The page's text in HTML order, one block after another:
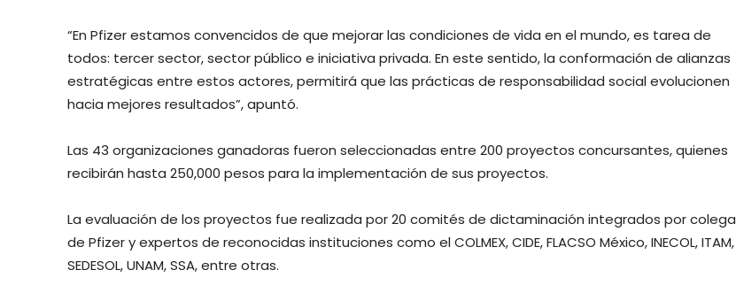
“En Pfizer estamos convencidos de que mejorar las condiciones de vida en el mundo, es tarea de
todos: tercer sector, sector público e iniciativa privada. En este sentido, la conformación de alianzas
estratégicas entre estos actores, permitirá que las prácticas de responsabilidad social evolucionen
hacia mejores resultados”, apuntó.
Las 43 organizaciones ganadoras fueron seleccionadas entre 200 proyectos concursantes, quienes
recibirán hasta 250,000 pesos para la implementación de sus proyectos.
La evaluación de los proyectos fue realizada por 20 comités de dictaminación integrados por
de Pfizer y expertos de reconocidas instituciones como el COLMEX, CIDE, FLACSO México, INECOL, ITAM,
SEDESOL, UNAM, SSA, entre otras.